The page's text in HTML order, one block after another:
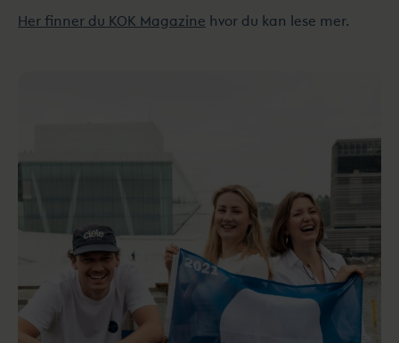
Her finner du KOK Magazine hvor du kan lese mer.